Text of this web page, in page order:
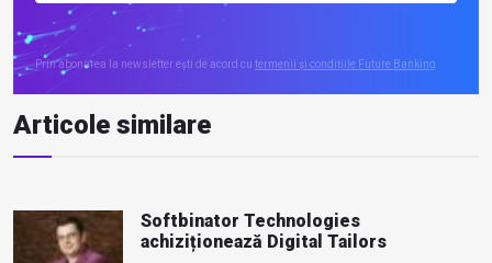
Prin abonarea la newsletter ești de acord cu termenii și condițiile Future Banking
Articole similare
Softbinator Technologies
achiziționează Digital Tailors